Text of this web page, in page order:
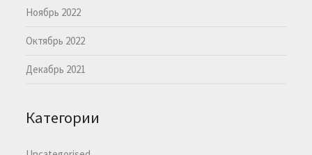
Ноябрь 2022
Октябрь 2022
Декабрь 2021
Категории